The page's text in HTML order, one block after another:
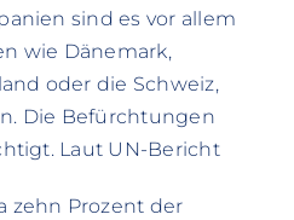
sind es vor allem
wie Dänemark,
oder die Schweiz,
Die Befürchtungen
Laut UN-Bericht
zehn Prozent der